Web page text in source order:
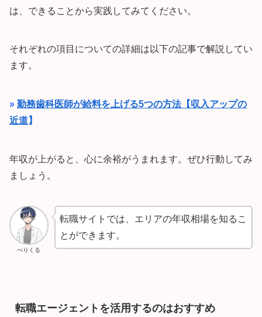
は、できることから実践してみてください。
それぞれの項目についての詳細は以下の記事で解説してい
ます。
» 勤務歯科医師が給料を上げる5つの方法【収入アップの
近道】
年収が上がると、心に余裕がうまれます。ぜひ行動してみ
ましょう。
ぺりくる
転職サイトでは、エリアの年収相場を知るこ
とができます。
転職エージェントを活用するのはおすすめ